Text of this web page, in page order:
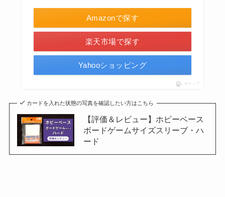
Amazonで探す
楽天市場で探す
Yahooショッピング
ポチップ
カードを入れた状態の写真を確認したい方はこちら
【評価＆レビュー】ホビーベース
ボードゲームサイズスリーブ・ハ
ード